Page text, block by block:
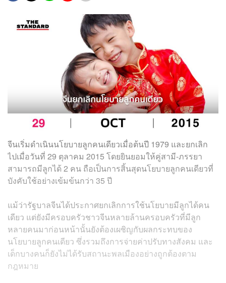
จีนเริ่มดำเนินนโยบายลูกคนเดียวเมื่อต้นปี 1979 และยกเลิก
ไปเมื่อวันที่ 29 ตุลาคม 2015 โดยยินยอมให้คู่สามี-ภรรยา
สามารถมีลูกได้ 2 คน ถือเป็นการสิ้นสุดนโยบายลูกคนเดียวที่
บังคับใช้อย่างเข้มข้นกว่า 35 ปี
แม้ว่ารัฐบาลจีนได้ประกาศยกเลิกการใช้นโยบายมีลูกได้คน
เดียว แต่ยังมีครอบครัวชาวจีนหลายล้านครอบครัวที่มีลูก
หลายคนมาก่อนหน้านั้นยังต้องเผชิญกับผลกระทบของ
นโยบายลูกคนเดียว ซึ่งรวมถึงการจ่ายค่าปรับทางสังคม และ
เด็กบางคนก็ยังไม่ได้รับสถานะพลเมืองอย่างถูกต้องตาม
กฎหมาย